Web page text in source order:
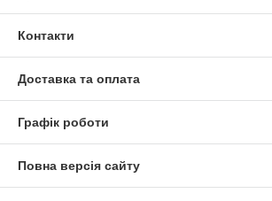
Контакти
Доставка та оплата
Графік роботи
Повна версія сайту